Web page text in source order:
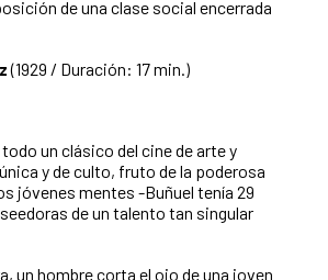
de una clase social encerrada
(1929 / Duración: 17 min.)
un clásico del cine de arte y
y de culto, fruto de la poderosa
jóvenes mentes -Buñuel tenía 29
de un talento tan singular
un hombre corta el ojo de una joven